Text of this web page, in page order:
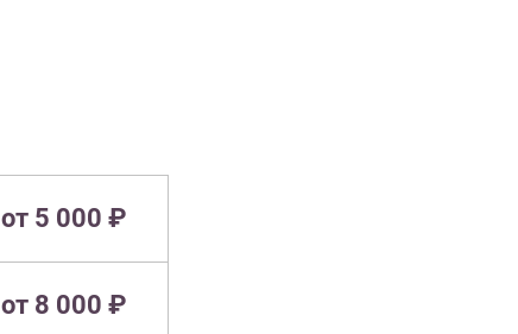
от 5 000 ₽
от 8 000 ₽